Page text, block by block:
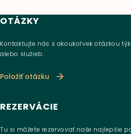
OTÁZKY
Kontaktujte nás s akoukoľvek otázkou
alebo služieb.
Položiť otázku
REZERVÁCIE
Tu si môžete rezervovať naše najlepšie